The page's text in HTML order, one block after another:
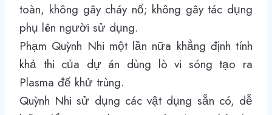
toàn, không gây cháy nổ; không gây tác dụng
phụ lên người sử dụng.
Phạm Quỳnh Nhi một lần nữa khẳng định tính
khả thi của dự án dùng lò vi sóng tạo ra
Plasma để khử trùng.
Quỳnh Nhi sử dụng các vật dụng sẵn có, dễ